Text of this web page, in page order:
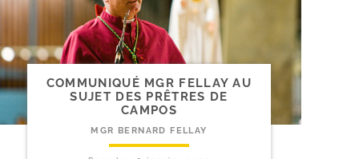
COMMUNIQUÉ MGR FELLAY AU
SUJET DES PRÊTRES DE
CAMPOS
MGR BERNARD FELLAY